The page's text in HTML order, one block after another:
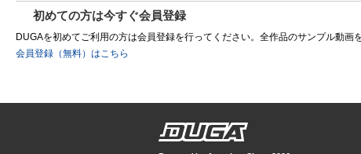
初めての方は今すぐ会員登録
DUGAを初めてご利用の方は会員登録を行ってください。全作品のサンプル動
会員登録（無料）はこちら